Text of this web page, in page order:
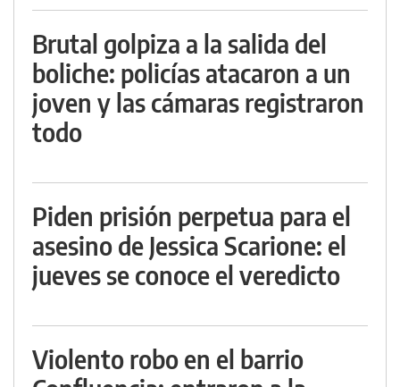
Brutal golpiza a la salida del
boliche: policías atacaron a un
joven y las cámaras registraron
todo
Piden prisión perpetua para el
asesino de Jessica Scarione: el
jueves se conoce el veredicto
Violento robo en el barrio